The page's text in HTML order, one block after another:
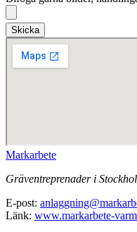
Skicka
Markarbete
Gräventreprenader i
E-post:
Länk: www.markarbete-